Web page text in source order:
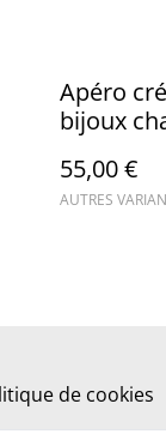
Apéro
bijoux
55,00 €
AUTRES
de cookies